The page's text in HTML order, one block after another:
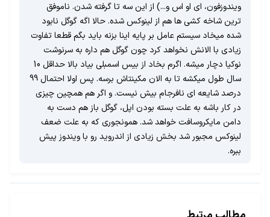
ویندوزفون، ای او اس و...) از این سه تا گرفته شدن. ناموفق
ترین شاخه کشی ها هم از لینوکس شده. حالا اگه گوگل نابود
شده میخاد سیستم عامل بر پایه اینا بزنه باید بگم قطعا تفاوت
زیادی با الانش نخواهد کرد چون گوگل هم داره به سرنوشت
نوکیا دچار میشه. اگرم بخاد از بیس اسمبلی بیاد بالا حداقل 10
سال طول میکشه تا به الان مکینتاش برسه. پس اولا احتمال 99
درصد شایعه ای نافرجام بیش نیست. و اگر هم همچین چیزی
در کار باشه به علت بسته بودن اپل، گوگل باز هم دست به
دامن مایکروسافت خواهد شد. همونجوری که به علت ضعف
لینوکس مجبور شد بخش زیادی از اندروید رو با ویندوز پیش
ببره.